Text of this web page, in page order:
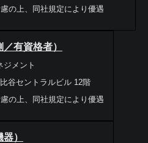
の上、同社規定により優遇
有資格者）
ジメント
谷セントラルビル 12階
の上、同社規定により優遇
）